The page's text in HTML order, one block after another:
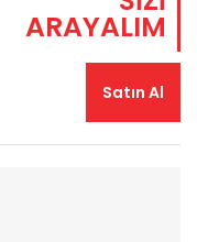
ARAYALIM
Satın Al